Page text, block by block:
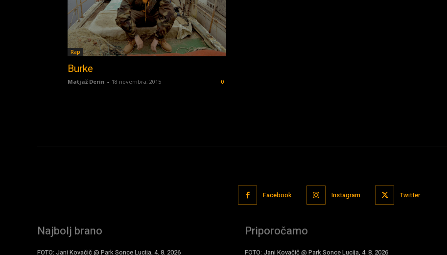
Rap
Burke
Matjaž Derin - 18 novembra, 2015 0
Facebook Instagram Twitter
Najbolj brano
FOTO: Jani Kovačič @ Park Sonce Lucija, 4. 8. 2026
Priporočamo
FOTO: Jani Kovačič @ Park Sonce Lucija, 4. 8. 2026